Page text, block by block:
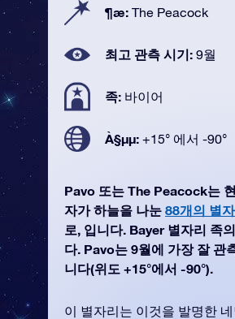
¶æ: The Peacock
최고 관측 시기: 9월
족: 바이어
À§µµ: +15° 에서 -90°
Pavo 또는 The Peacock는
자가 하늘을 나눈 88개의 별
로, 입니다. Bayer 별자리 족
다. Pavo는 9월에 가장 잘 관
니다(위도 +15°에서 -90°).
이 별자리는 이것을 발명한